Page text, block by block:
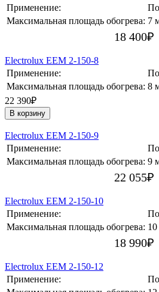
Применение:
Максимальная площадь обогрева: 7
18 400₽
Electrolux EEM 2-150-8
Применение:
Максимальная площадь обогрева: 8
22 390₽
В корзину
Electrolux EEM 2-150-9
Применение:
Максимальная площадь обогрева: 9
22 055₽
Electrolux EEM 2-150-10
Применение:
Максимальная площадь обогрева: 10
18 990₽
Electrolux EEM 2-150-12
Применение: